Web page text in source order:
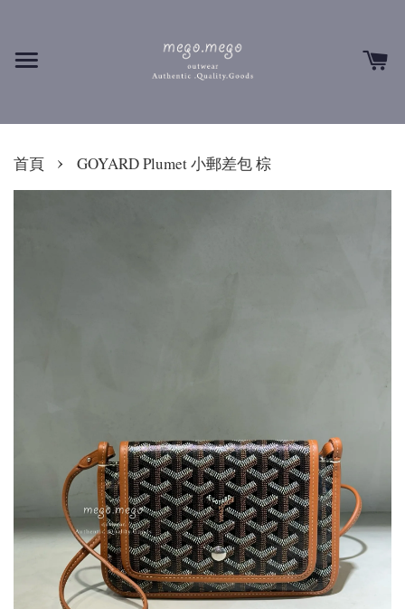
首頁 › GOYARD Plumet 小郵差包 棕